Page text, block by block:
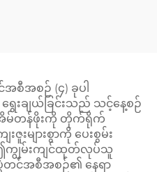
စီအစဉ် (၄) ခုပါ
ချယ်ခြင်းသည် သင့်နေ့စဉ်
မ်တန်ဖိုးကို တိုက်ရိုက်
းများစွာကို ပေးစွမ်း
ဤကျွမ်းကျင်ထုတ်လုပ်သူ
တင်အစီအစဉ်၏ နေရာ